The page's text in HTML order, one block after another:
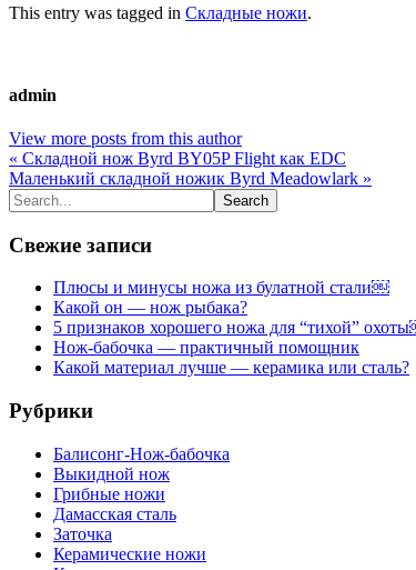
This entry was tagged in Складные ножи.
admin
View more posts from this author
« Складной нож Byrd BY05P Flight как EDC
Маленький складной ножик Byrd Meadowlark »
Свежие записи
Плюсы и минусы ножа из булатной стали￼
Какой он — нож рыбака?
5 признаков хорошего ножа для “тихой”
Нож-бабочка — практичный помощник
Какой материал лучше — керамика или сталь?
Рубрики
Балисонг-Нож-бабочка
Выкидной нож
Грибные ножи
Дамасская сталь
Заточка
Керамические ножи